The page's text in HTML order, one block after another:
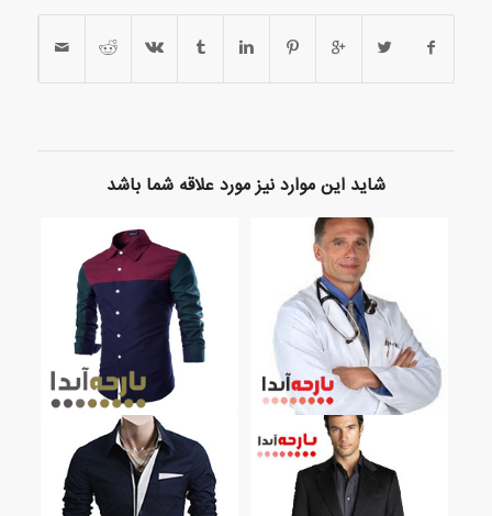
شاید این موارد نیز مورد علاقه شما باشد